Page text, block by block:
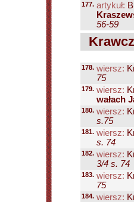
177. artykuł:
56-59
178. wiersz:
75
179. wiersz:
wałach
180. wiersz:
s.75
181. wiersz:
s. 74
182. wiersz:
3/4 s. 74
183. wiersz:
75
184. wiersz: